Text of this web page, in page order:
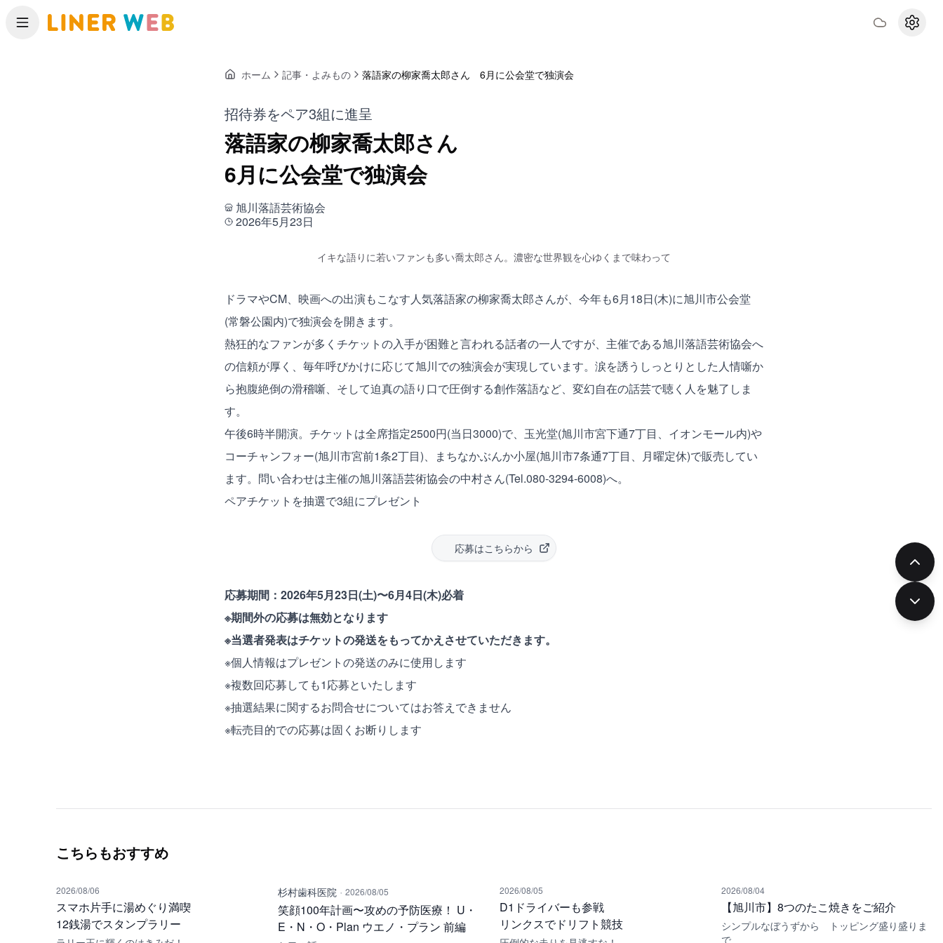
メニュー 設定
ホーム 記事・よみもの 落語家の柳家喬太郎さん 6月に公会堂で独演会
招待券をペア3組に進呈
落語家の柳家喬太郎さん
6月に公会堂で独演会
旭川落語芸術協会
2026年5月23日
イキな語りに若いファンも多い喬太郎さん。濃密な世界観を心ゆくまで味わって
ドラマやCM、映画への出演もこなす人気落語家の柳家喬太郎さんが、今年も6月18日(木)に旭川市公会堂
(常磐公園内)で独演会を開きます。
熱狂的なファンが多くチケットの入手が困難と言われる話者の一人ですが、主催である旭川落語芸術協会へ
の信頼が厚く、毎年呼びかけに応じて旭川での独演会が実現しています。涙を誘うしっとりとした人情噺か
ら抱腹絶倒の滑稽噺、そして迫真の語り口で圧倒する創作落語など、変幻自在の話芸で聴く人を魅了しま
す。
午後6時半開演。チケットは全席指定2500円(当日3000)で、玉光堂(旭川市宮下通7丁目、イオンモール内)や
コーチャンフォー(旭川市宮前1条2丁目)、まちなかぶんか小屋(旭川市7条通7丁目、月曜定休)で販売してい
ます。問い合わせは主催の旭川落語芸術協会の中村さん(Tel.080-3294-6008)へ。
ペアチケットを抽選で3組にプレゼント
応募はこちらから
応募期間：2026年5月23日(土)〜6月4日(木)必着
※期間外の応募は無効となります
※当選者発表はチケットの発送をもってかえさせていただきます。
※個人情報はプレゼントの発送のみに使用します
※複数回応募しても1応募といたします
※抽選結果に関するお問合せについてはお答えできません
※転売目的での応募は固くお断りします
こちらもおすすめ
2026/08/06
スマホ片手に湯めぐり満喫
12銭湯でスタンプラリー
杉村歯科医院 · 2026/08/05
笑顔100年計画〜攻めの予防医療！ U・
E・N・O・Plan ウエノ・プラン 前編
2026/08/05
D1ドライバーも参戦
リンクスでドリフト競技
2026/08/04
【旭川市】8つのたこ焼きをご紹介
シンプルなぼうずから トッピング盛り盛りま
で